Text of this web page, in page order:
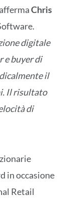
Chris
digitale
e buyer di
il
Il risultato
di
in occasione
Retail